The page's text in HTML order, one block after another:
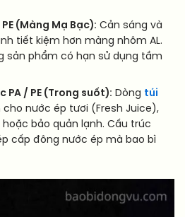
(Màng Mạ Bạc): Cản sáng và
tiết kiệm hơn màng nhôm AL.
sản phẩm có hạn sử dụng tầm
PA / PE (Trong suốt): Dòng túi
cho nước ép tươi (Fresh Juice),
bảo quản lạnh. Cấu trúc
cấp đông nước ép mà bao bì